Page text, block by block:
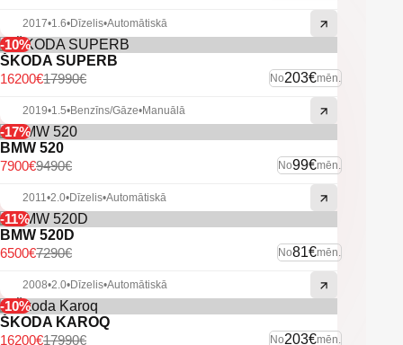
2017•1.6•Dīzelis•Automātiskā
-10%
ŠKODA SUPERB
No203€mēn.
17990€
16200€
2019•1.5•Benzīns/Gāze•Manuālā
-17%
BMW 520
No99€mēn.
9490€
7900€
2011•2.0•Dīzelis•Automātiskā
-11%
BMW 520D
No81€mēn.
7290€
6500€
2008•2.0•Dīzelis•Automātiskā
-10%
ŠKODA KAROQ
No203€mēn.
17990€
16200€